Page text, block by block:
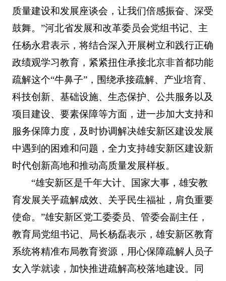
质量建设和发展座谈会，让我们倍感振奋、深受
鼓舞。”河北省发展和改革委员会党组书记、主
任杨永君表示，将结合深入开展树立和践行正确
政绩观学习教育，紧紧扭住承接北京非首都功能
疏解这个“牛鼻子”，围绕承接疏解、产业培育、
科技创新、基础设施、生态保护、公共服务以及
项目建设、要素保障等方面，进一步加大支持和
服务保障力度，及时协调解决雄安新区建设发展
中遇到的困难和问题，全力支持雄安新区建设新
时代创新高地和推动高质量发展样板。
“雄安新区是千年大计、国家大事，雄安教
育发展关乎疏解成效、关乎民生福祉，肩负重要
使命。”雄安新区党工委委员、管委会副主任，
教育局党组书记、局长杨磊表示，雄安新区教育
系统将精准布局教育资源，用心保障疏解人员子
女入学就读，加快推进疏解高校落地建设。同